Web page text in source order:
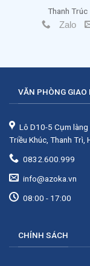
Thanh Trúc
Zalo
VĂN PHÒNG GIAO
Lô D10-5 Cụm làng
Triều Khúc, Thanh Trì,
0832.600.999
info@azoka.vn
08:00 - 17:00
CHÍNH SÁCH